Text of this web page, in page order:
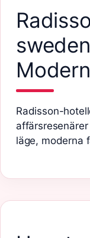
Radisson-
läge, moderna